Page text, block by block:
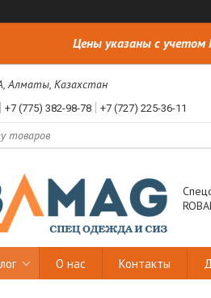
Цены указаны с
Алматы, Казахстан
+7 (775) 382-98-78 +7 (727) 225-36-11
О нас Контакты